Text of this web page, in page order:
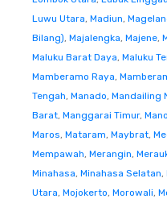
Luwu Utara, Madiun,
Bilang), Majalengka, Majene,
Maluku Barat Daya, Maluku
Mamberamo Raya,
Tengah, Manado, Mandailing
Barat, Manggarai Timur,
Maros, Mataram, Maybrat,
Mempawah, Merangin,
Minahasa, Minahasa Selatan,
Utara, Mojokerto, Morowali,